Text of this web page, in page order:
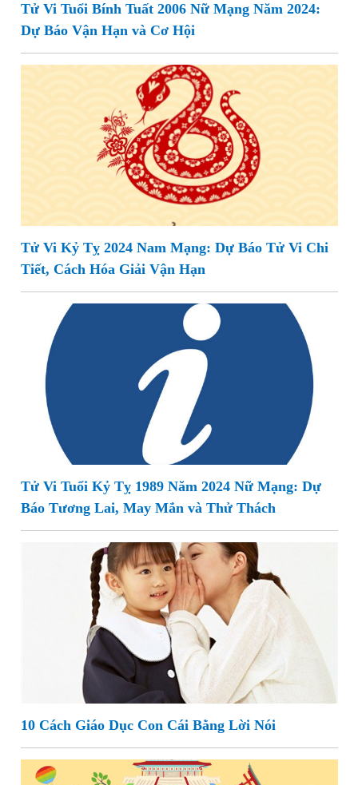
Tử Vi Tuổi Bính Tuất 2006 Nữ Mạng Năm 2024:
Dự Báo Vận Hạn và Cơ Hội
Tử Vi Kỷ Tỵ 2024 Nam Mạng: Dự Báo Tử Vi Chi
Tiết, Cách Hóa Giải Vận Hạn
Tử Vi Tuổi Kỷ Tỵ 1989 Năm 2024 Nữ Mạng: Dự
Báo Tương Lai, May Mắn và Thử Thách
10 Cách Giáo Dục Con Cái Bằng Lời Nói